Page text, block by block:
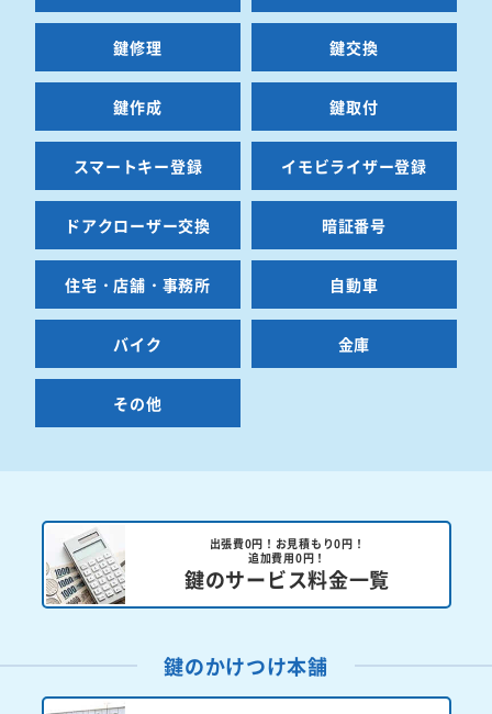
鍵修理 鍵交換
鍵作成 鍵取付
スマートキー登録 イモビライザー登録
ドアクローザー交換 暗証番号
住宅・店舗・事務所 自動車
バイク 金庫
その他
出張費0円！お見積もり0円！
追加費用0円！
鍵のサービス料金一覧
鍵のかけつけ本舗